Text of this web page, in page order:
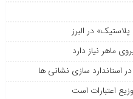
در البرز
ماهر نیاز دارد
استاندارد سازی نشانی ها
اعتبارات است